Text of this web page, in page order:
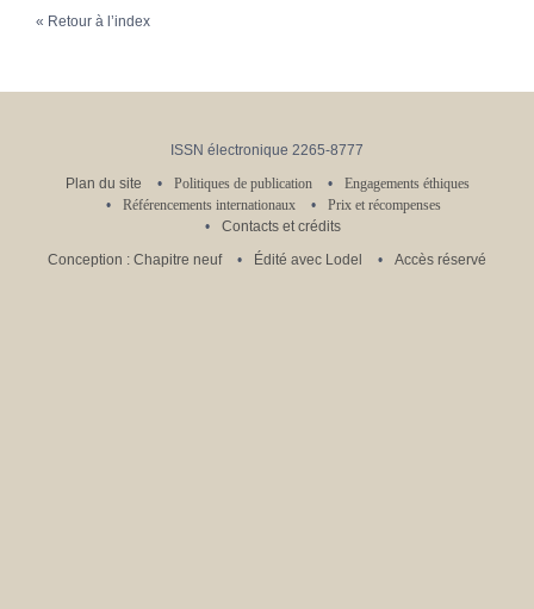
Retour à l’index
ISSN électronique 2265-8777
Plan du site
Politiques de publication
Engagements éthiques
Référencements internationaux
Prix et récompenses
Contacts et crédits
Conception : Chapitre neuf
Édité avec Lodel Accès réservé